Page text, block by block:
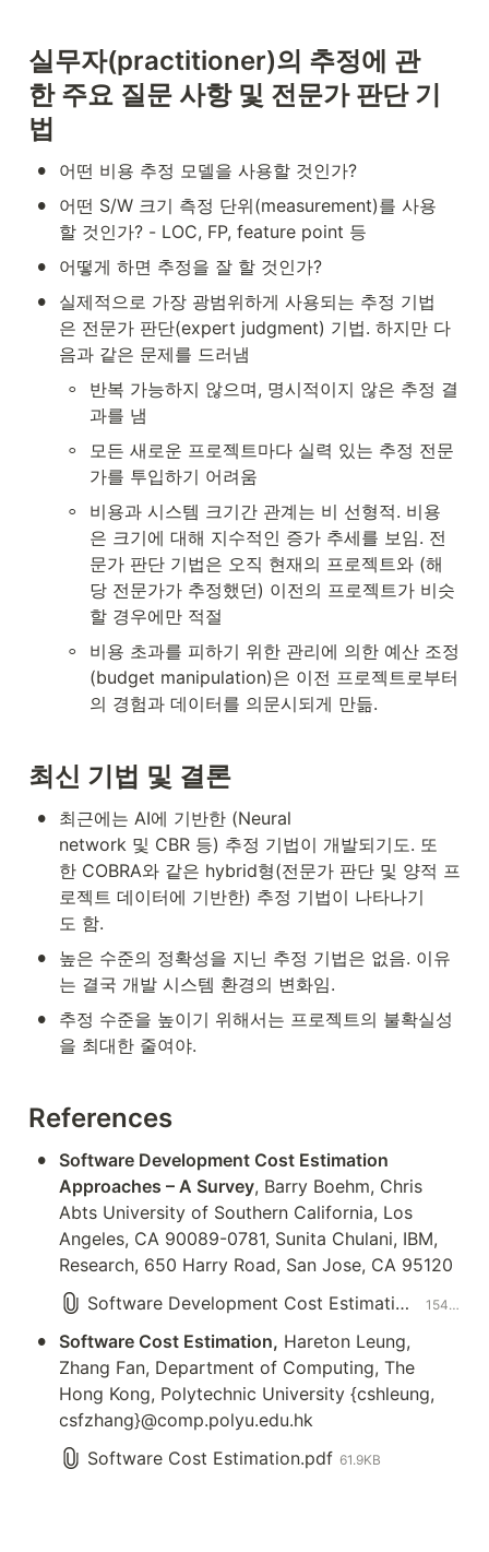
실무자(practitioner)의 추정에 관
한 주요 질문 사항 및 전문가 판단 기
법
• 어떤 비용 추정 모델을 사용할 것인가?
•
어떤 S/W 크기 측정 단위(measurement)를 사용
할 것인가? - LOC, FP, feature point 등
• 어떻게 하면 추정을 잘 할 것인가?
•
실제적으로 가장 광범위하게 사용되는 추정 기법
은 전문가 판단(expert judgment) 기법. 하지만 다
음과 같은 문제를 드러냄
◦
반복 가능하지 않으며, 명시적이지 않은 추정 결
과를 냄
◦
모든 새로운 프로젝트마다 실력 있는 추정 전문
가를 투입하기 어려움
◦
비용과 시스템 크기간 관계는 비 선형적. 비용
은 크기에 대해 지수적인 증가 추세를 보임. 전
문가 판단 기법은 오직 현재의 프로젝트와 (해
당 전문가가 추정했던) 이전의 프로젝트가 비슷
할 경우에만 적절
◦
비용 초과를 피하기 위한 관리에 의한 예산 조정
(budget manipulation)은 이전 프로젝트로부터
의 경험과 데이터를 의문시되게 만듦.
최신 기법 및 결론
•
최근에는 AI에 기반한 (Neural
network 및 CBR 등) 추정 기법이 개발되기도. 또
한 COBRA와 같은 hybrid형(전문가 판단 및 양적 프
로젝트 데이터에 기반한) 추정 기법이 나타나기
도 함.
•
높은 수준의 정확성을 지닌 추정 기법은 없음. 이유
는 결국 개발 시스템 환경의 변화임.
•
추정 수준을 높이기 위해서는 프로젝트의 불확실성
을 최대한 줄여야.
References
•
Software Development Cost Estimation
Approaches – A Survey, Barry Boehm, Chris
Abts University of Southern California, Los
Angeles, CA 90089-0781, Sunita Chulani, IBM,
Research, 650 Harry Road, San Jose, CA 95120
Software Development Cost Estimation Approaches.pdf
154.2KB
• Software Cost Estimation, Hareton Leung,
Zhang Fan, Department of Computing, The
Hong Kong, Polytechnic University {cshleung,
csfzhang}@comp.polyu.edu.hk
Software Cost Estimation.pdf 61.9KB